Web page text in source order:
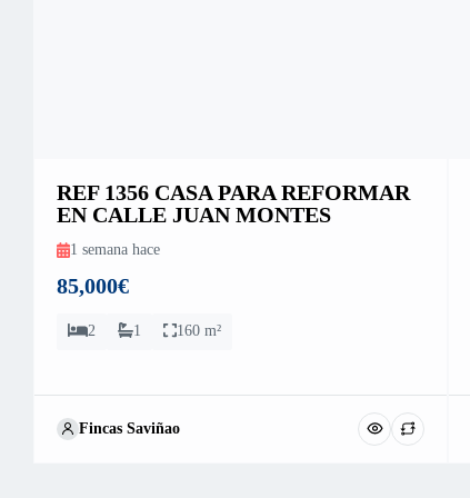
REF 1356 CASA PARA REFORMAR
EN CALLE JUAN MONTES
1 semana hace
85,000€
2 1 160 m²
Fincas Saviñao